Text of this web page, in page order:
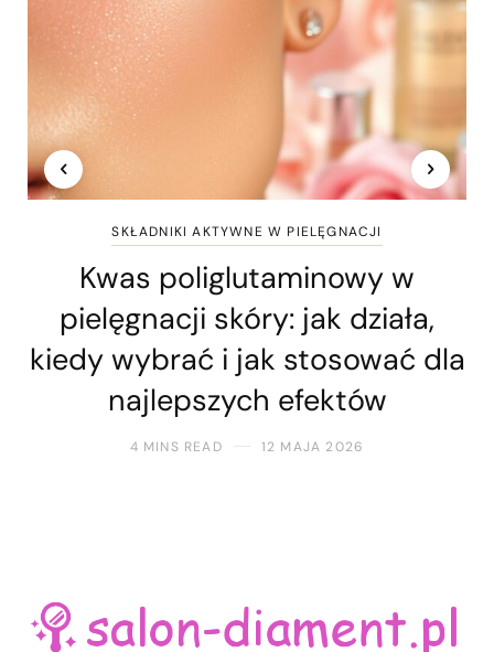
SKŁADNIKI AKTYWNE W PIELĘGNACJI
Kwas poliglutaminowy w
pielęgnacji skóry: jak działa,
kiedy wybrać i jak stosować dla
najlepszych efektów
4 MINS READ 12 MAJA 2026